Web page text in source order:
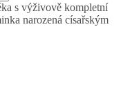
s výživově kompletní
narozená císařským